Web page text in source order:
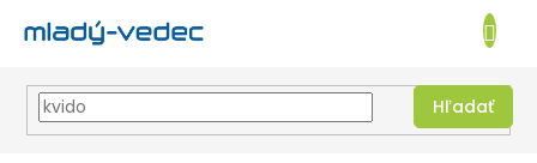
Prejsť
EUR
Hľadať
KOŠÍK